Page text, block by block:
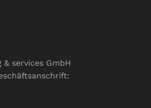
services GmbH